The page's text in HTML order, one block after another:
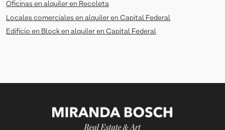
Oficinas en alquiler en Recoleta
Locales comerciales en alquiler en Capital Federal
Edificio en Block en alquiler en Capital Federal